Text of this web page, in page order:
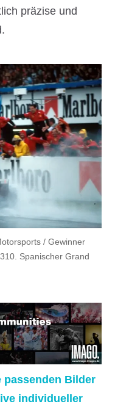
präzise und
/ Gewinner
Spanischer Grand
passenden Bilder
individueller